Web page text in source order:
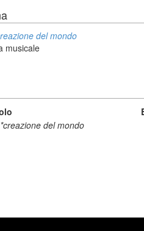
del mondo
musicale
del mondo